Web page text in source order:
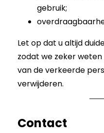
gebruik;
Let op dat u altijd
zodat we zeker
van de verkeerde
verwijderen.
Contact